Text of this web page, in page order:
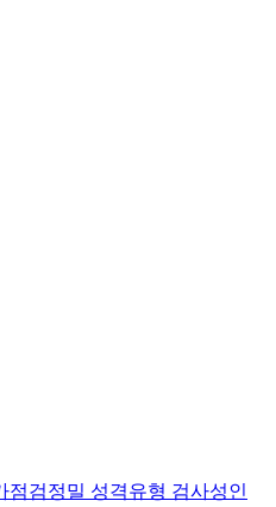
점검정밀 성격유형 검사성인